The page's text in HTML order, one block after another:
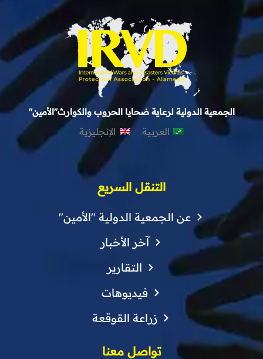
الجمعية الدولية لرعاية ضحايا الحروب والكوارث"الأمين"
العربية الإنجليزية
التنقل السريع
عن الجمعية الدولية "الأمين"
آخر الأخبار
التقارير
فيديوهات
زراعة القوقعة
تواصل معنا